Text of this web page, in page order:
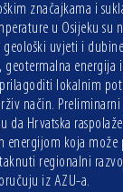
značajkama i
u Osijeku su
uvjeti i
geotermalna energija
lokalnim
način.
da Hrvatska
energijom koja može
regionalni
iz AZU-a.